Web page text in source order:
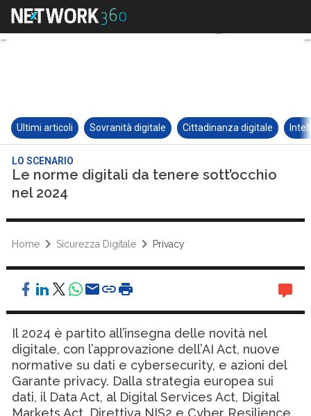
Ultimi articoli Sovranità digitale Cittadinanza digitale
LO SCENARIO
Le norme digitali da tenere sott’occhio
nel 2024
Home Sicurezza Digitale Privacy
Il 2024 è partito all’insegna delle novità nel
digitale, con l’approvazione dell’AI Act, nuove
normative su dati e cybersecurity, e azioni del
Garante privacy. Dalla strategia europea sui
dati, il Data Act, al Digital Services Act, Digital
Markets Act, Direttiva NIS2 e Cyber Resilience